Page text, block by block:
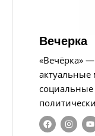
Вечерка
«Вечёрка»